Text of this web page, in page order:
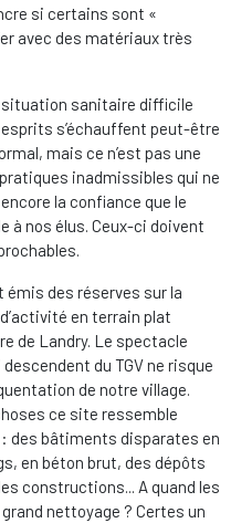
si certains sont «
avec des matériaux très
situation sanitaire difficile
s’échauffent peut-être
mais ce n’est pas une
inadmissibles qui ne
la confiance que le
à nos élus. Ceux-ci doivent
des réserves sur la
en terrain plat
de Landry. Le spectacle
du TGV ne risque
de notre village.
ce site ressemble
des bâtiments disparates en
en béton brut, des dépôts
constructions... A quand les
nettoyage ? Certes un